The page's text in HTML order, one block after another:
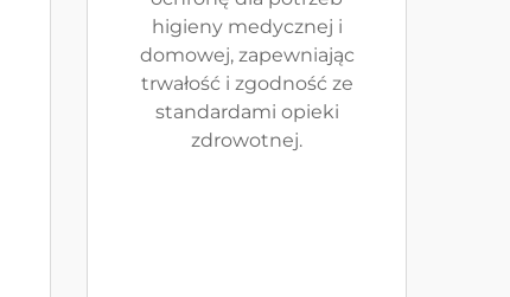
higieny medycznej i
domowej, zapewniając
trwałość i zgodność ze
standardami opieki
zdrowotnej.